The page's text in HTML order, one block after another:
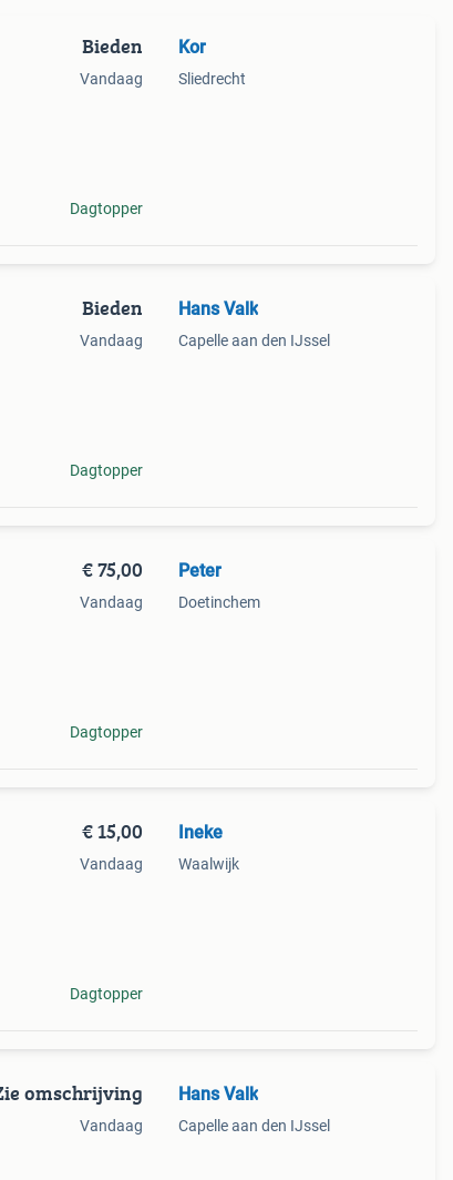
Bieden
Vandaag
Dagtopper
Kor
Sliedrecht
Bieden
Vandaag
Dagtopper
Hans Valk
Capelle aan den IJssel
€ 75,00
Vandaag
Dagtopper
Peter
Doetinchem
€ 15,00
Vandaag
Dagtopper
Ineke
Waalwijk
omschrijving
Vandaag
Hans Valk
Capelle aan den IJssel